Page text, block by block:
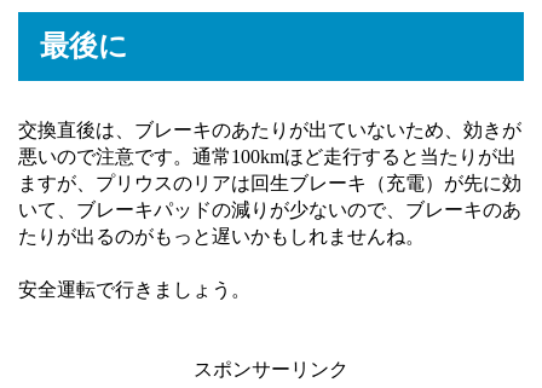
最後に
交換直後は、ブレーキのあたりが出ていないため、効きが
悪いので注意です。通常100kmほど走行すると当たりが出
ますが、プリウスのリアは回生ブレーキ（充電）が先に効
いて、ブレーキパッドの減りが少ないので、ブレーキのあ
たりが出るのがもっと遅いかもしれませんね。
安全運転で行きましょう。
スポンサーリンク